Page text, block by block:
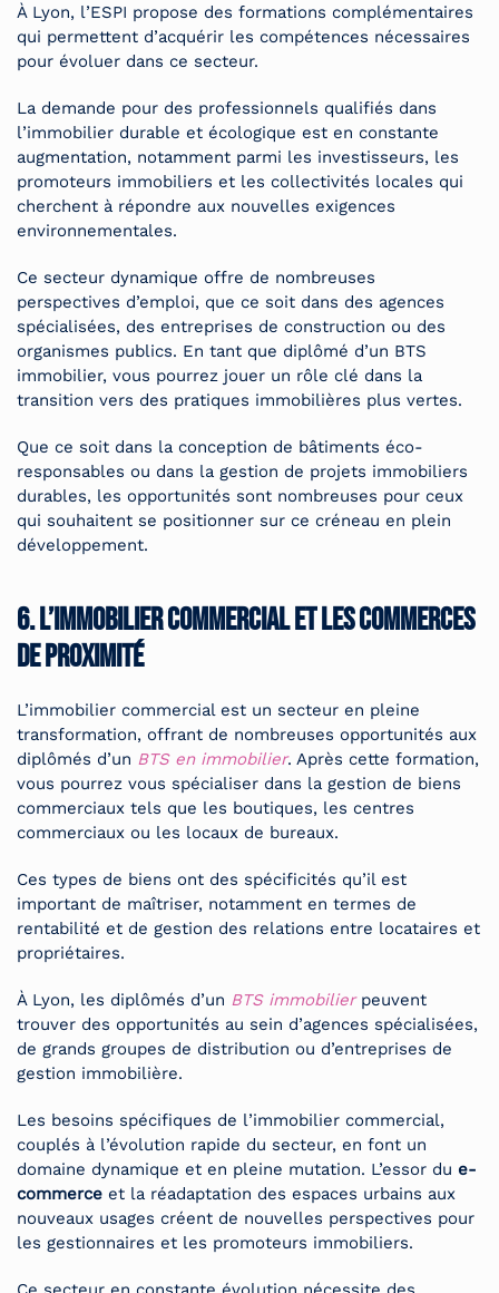
À Lyon, l’ESPI propose des formations complémentaires
qui permettent d’acquérir les compétences nécessaires
pour évoluer dans ce secteur.
La demande pour des professionnels qualifiés dans
l’immobilier durable et écologique est en constante
augmentation, notamment parmi les investisseurs, les
promoteurs immobiliers et les collectivités locales qui
cherchent à répondre aux nouvelles exigences
environnementales.
Ce secteur dynamique offre de nombreuses
perspectives d’emploi, que ce soit dans des agences
spécialisées, des entreprises de construction ou des
organismes publics. En tant que diplômé d’un BTS
immobilier, vous pourrez jouer un rôle clé dans la
transition vers des pratiques immobilières plus vertes.
Que ce soit dans la conception de bâtiments éco-
responsables ou dans la gestion de projets immobiliers
durables, les opportunités sont nombreuses pour ceux
qui souhaitent se positionner sur ce créneau en plein
développement.
6. L’immobilier commercial et les commerces
de proximité
L’immobilier commercial est un secteur en pleine
transformation, offrant de nombreuses opportunités aux
diplômés d’un BTS en immobilier. Après cette formation,
vous pourrez vous spécialiser dans la gestion de biens
commerciaux tels que les boutiques, les centres
commerciaux ou les locaux de bureaux.
Ces types de biens ont des spécificités qu’il est
important de maîtriser, notamment en termes de
rentabilité et de gestion des relations entre locataires et
propriétaires.
À Lyon, les diplômés d’un BTS immobilierpeuvent
trouver des opportunités au sein d’agences spécialisées,
de grands groupes de distribution ou d’entreprises de
gestion immobilière.
Les besoins spécifiques de l’immobilier commercial,
couplés à l’évolution rapide du secteur, en font un
domaine dynamique et en pleine mutation. L’essor du e-
commerce et la réadaptation des espaces urbains aux
nouveaux usages créent de nouvelles perspectives pour
les gestionnaires et les promoteurs immobiliers.